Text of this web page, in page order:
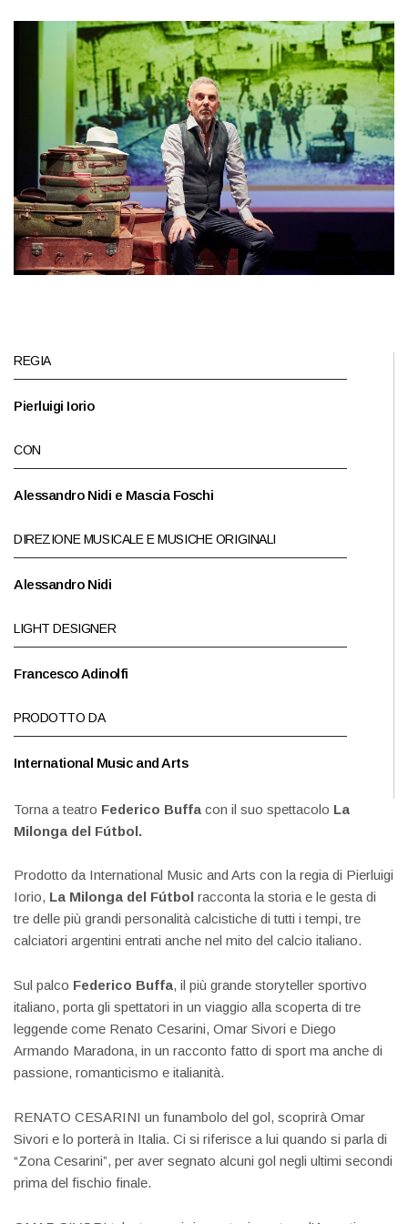
REGIA
Pierluigi Iorio
CON
Alessandro Nidi e Mascia Foschi
DIREZIONE MUSICALE E MUSICHE ORIGINALI
Alessandro Nidi
LIGHT DESIGNER
Francesco Adinolfi
PRODOTTO DA
International Music and Arts
Torna a teatro Federico Buffa con il suo spettacolo La
Milonga del Fútbol.
Prodotto da International Music and Arts con la regia di Pierluigi
Iorio, La Milonga del Fútbolracconta la storia e le gesta di
tre delle più grandi personalità calcistiche di tutti i tempi, tre
calciatori argentini entrati anche nel mito del calcio italiano.
Sul palco Federico Buffa, il più grande storyteller sportivo
italiano, porta gli spettatori in un viaggio alla scoperta di tre
leggende come Renato Cesarini, Omar Sivori e Diego
Armando Maradona, in un racconto fatto di sport ma anche di
passione, romanticismo e italianità.
RENATO CESARINI un funambolo del gol, scoprirà Omar
Sivori e lo porterà in Italia. Ci si riferisce a lui quando si parla di
“Zona Cesarini”, per aver segnato alcuni gol negli ultimi secondi
prima del fischio finale.